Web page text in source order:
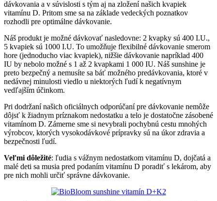
dávkovania a v súvislosti s tým aj na zložení našich kvapiek
vitamínu D. Pritom sme sa na základe vedeckých poznatkov
rozhodli pre optimálne dávkovanie.
Náš produkt je možné dávkovať nasledovne: 2 kvapky sú 400 I.U.,
5 kvapiek sú 1000 I.U. To umožňuje flexibilné dávkovanie smerom
hore (jednoducho viac kvapiek), nižšie dávkovanie napríklad 400
IU by nebolo možné s 1 až 2 kvapkami 1 000 IU. Náš sunshine je
preto bezpečný a nemusíte sa báť možného predávkovania, ktoré v
nedávnej minulosti viedlo u niektorých ľudí k negatívnym
vedľajším účinkom.
Pri dodržaní našich oficiálnych odporúčaní pre dávkovanie nemôže
dôjsť k žiadnym príznakom nedostatku a telo je dostatočne zásobené
vitamínom D. Zámerne sme si nevybrali pochybnú cestu mnohých
výrobcov, ktorých vysokodávkové prípravky sú na úkor zdravia a
bezpečnosti ľudí.
Veľmi dôležité: ľudia s vážnym nedostatkom vitamínu D, dojčatá a
malé deti sa musia pred podaním vitamínu D poradiť s lekárom, aby
pre nich mohli určiť správne dávkovanie.